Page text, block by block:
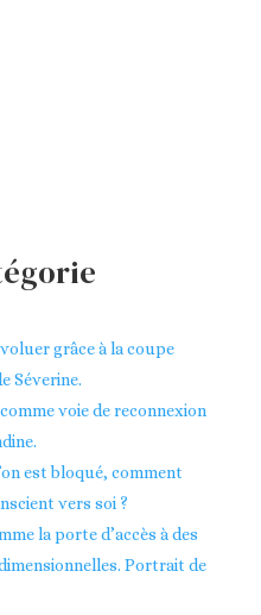
grâce à la coupe
Séverine.
voie de reconnexion
est bloqué, comment
vers soi ?
la porte d’accès à des
Portrait de